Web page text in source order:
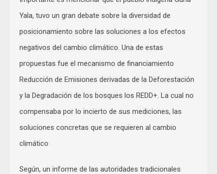
Yala, tuvo un gran debate sobre la diversidad de
posicionamiento sobre las soluciones a los efectos
negativos del cambio climático. Una de estas
propuestas fue el mecanismo de financiamiento
Reducción de Emisiones derivadas de la Deforestación
y la Degradación de los bosques los REDD+. La cual no
compensaba por lo incierto de sus mediciones, las
soluciones concretas que se requieren al cambio
climático
Según, un informe de las autoridades tradicionales